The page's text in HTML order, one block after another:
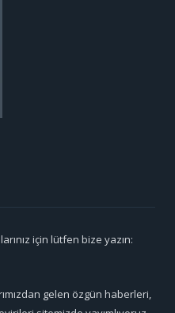
için lütfen bize yazın:
gelen özgün haberleri,